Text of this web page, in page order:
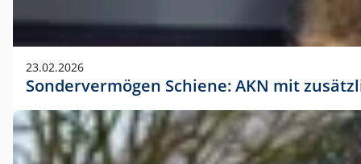
23.02.2026
Sondervermögen Schiene: AKN mit